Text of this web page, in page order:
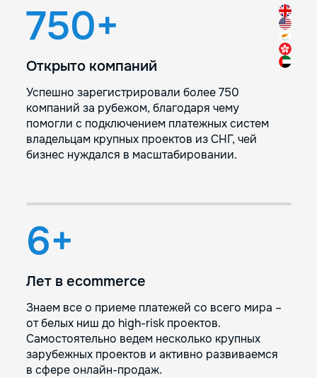
750+
Открыто компаний
Успешно зарегистрировали более 750
компаний за рубежом, благодаря чему
помогли с подключением платежных систем
владельцам крупных проектов из СНГ, чей
бизнес нуждался в масштабировании.
6+
Лет в ecommerce
Знаем все о приеме платежей со всего мира –
от белых ниш до high-risk проектов.
Самостоятельно ведем несколько крупных
зарубежных проектов и активно развиваемся
в сфере онлайн-продаж.